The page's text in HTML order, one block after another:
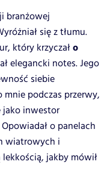
branżowej
się z tłumu.
który krzyczało
elegancki notes. Jego
siebie
mnie podczas przerwy,
jako inwestor
o panelach
wiatrowych i
jakby mówił